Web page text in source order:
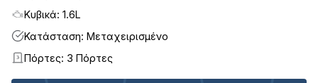
Κυβικά: 1.6L
Κατάσταση: Μεταχειρισμένο
3 Πόρτες: 3 Πόρτες